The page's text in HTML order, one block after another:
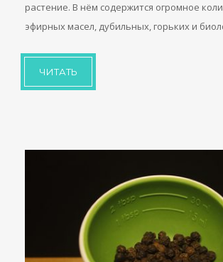
растение. В нём содержится огромное
эфирных масел, дубильных, горьких и
ЧИТАТЬ